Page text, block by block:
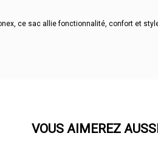
ce sac allie fonctionnalité, confort et
VOUS AIMEREZ